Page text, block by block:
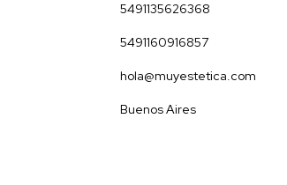
5491135626368
5491160916857
hola@muyestetica.com
Buenos Aires